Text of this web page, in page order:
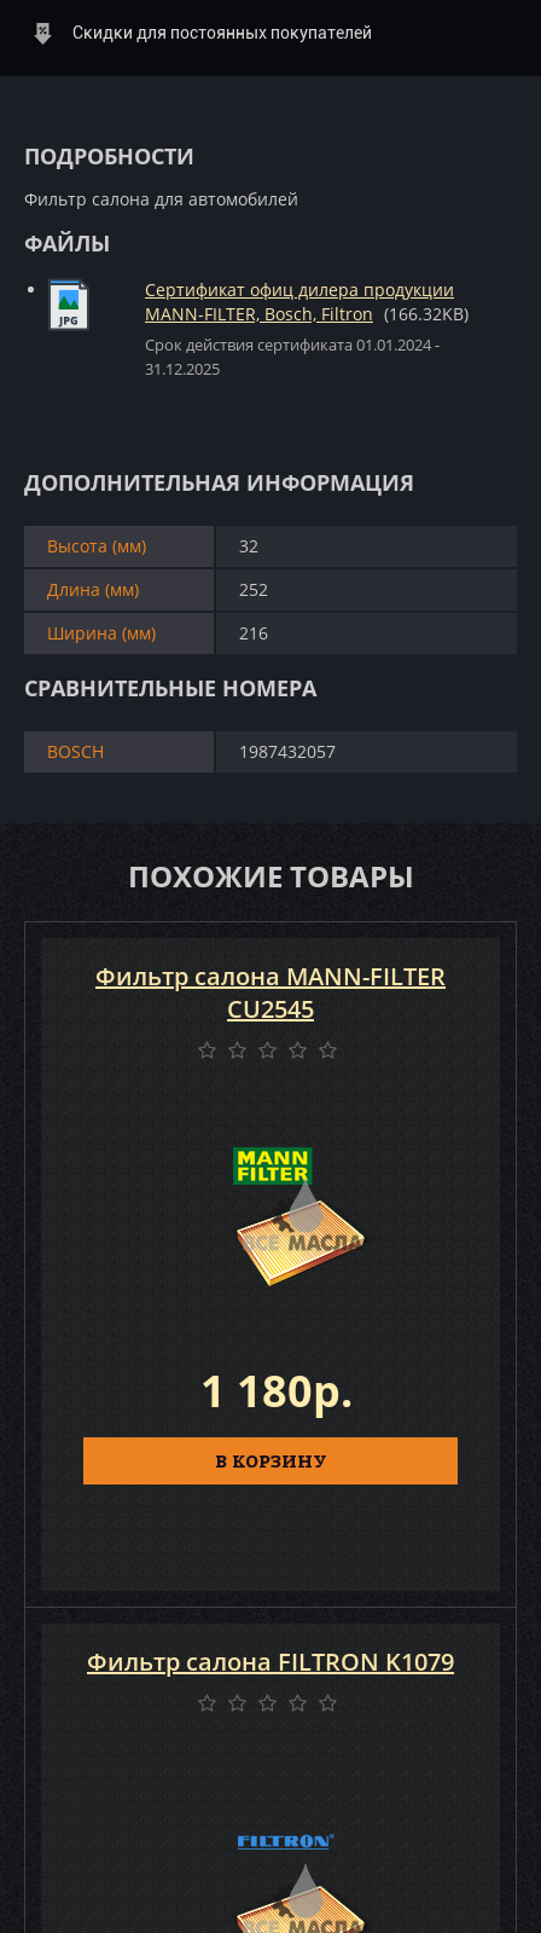
Скидки для постоянных покупателей
ПОДРОБНОСТИ
Фильтр салона для автомобилей
ФАЙЛЫ
Сертификат офиц дилера продукции
MANN-FILTER, Bosch, Filtron (166.32KB)
Срок действия сертификата 01.01.2024 -
31.12.2025
ДОПОЛНИТЕЛЬНАЯ ИНФОРМАЦИЯ
Высота (мм)
32
Длина (мм)
252
Ширина (мм)
216
СРАВНИТЕЛЬНЫЕ НОМЕРА
BOSCH 1987432057
ПОХОЖИЕ ТОВАРЫ
Фильтр салона MANN-FILTER
CU2545
1 180р.
В КОРЗИНУ
Фильтр салона FILTRON K1079